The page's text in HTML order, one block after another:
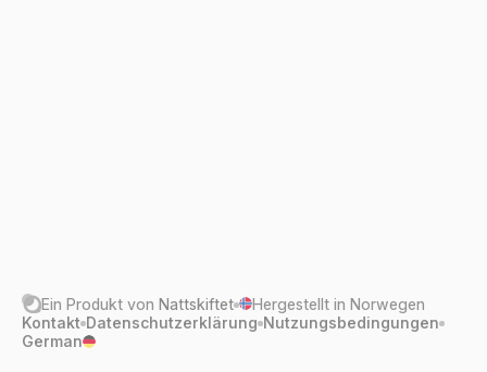
Ein Produkt von Nattskiftet
Hergestellt in Norwegen
Kontakt Datenschutzerklärung Nutzungsbedingungen
German